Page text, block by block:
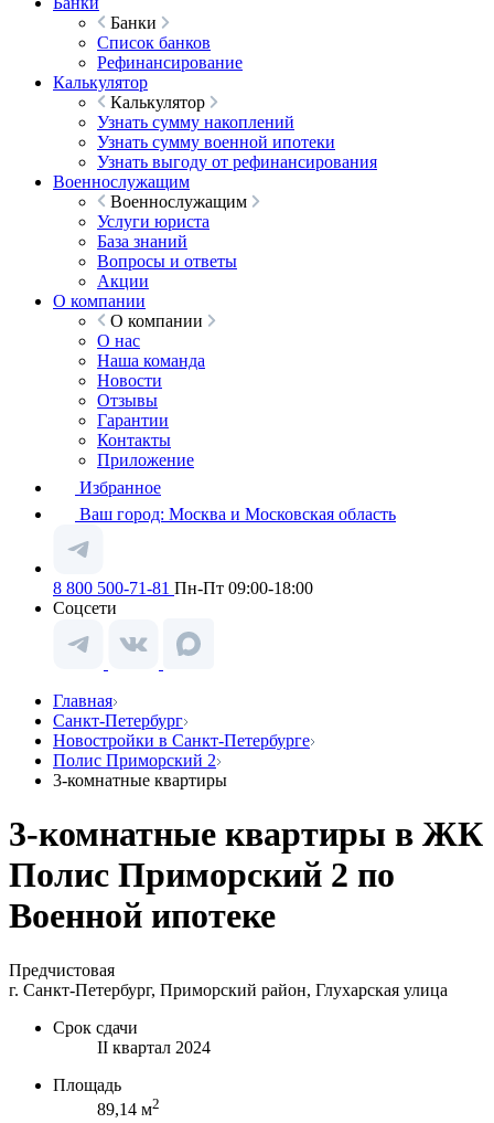
Банки
Список банков
Рефинансирование
Калькулятор
Калькулятор
Узнать сумму накоплений
Узнать сумму военной ипотеки
Узнать выгоду от рефинансирования
Военнослужащим
Военнослужащим
Услуги юриста
База знаний
Вопросы и ответы
Акции
О компании
О компании
О нас
Наша команда
Новости
Отзывы
Гарантии
Контакты
Приложение
Избранное
Ваш город: Москва и Московская область
8 800 500-71-81 Пн-Пт 09:00-18:00
Соцсети
Главная
Санкт-Петербург
Новостройки в Санкт-Петербурге
Полис Приморский 2
3-комнатные квартиры
3-комнатные квартиры в ЖК
Полис Приморский 2 по
Военной ипотеке
Предчистовая
г. Санкт-Петербург, Приморский район, Глухарская улица
Срок сдачи
II квартал 2024
Площадь
89,14 м2